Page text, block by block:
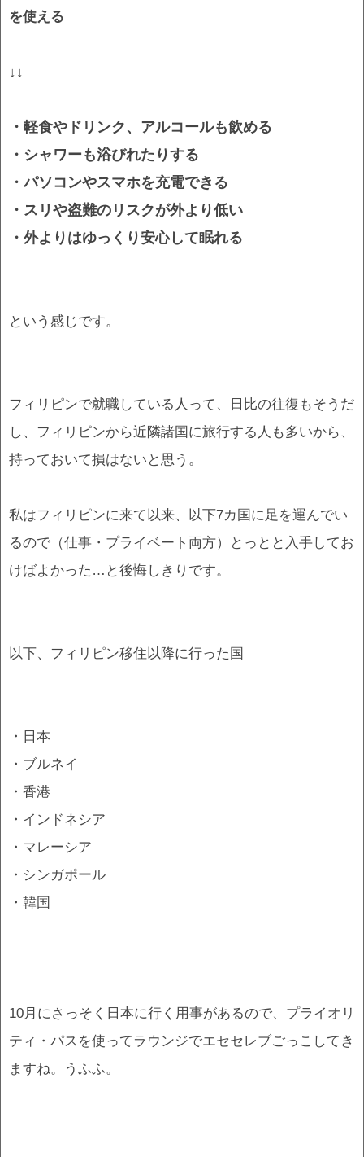
を使える
↓↓
・軽食やドリンク、アルコールも飲める
・シャワーも浴びれたりする
・パソコンやスマホを充電できる
・スリや盗難のリスクが外より低い
・外よりはゆっくり安心して眠れる
という感じです。
フィリピンで就職している人って、日比の往復もそうだ
し、フィリピンから近隣諸国に旅行する人も多いから、
持っておいて損はないと思う。
私はフィリピンに来て以来、以下7カ国に足を運んでい
るので（仕事・プライベート両方）とっとと入手してお
けばよかった…と後悔しきりです。
以下、フィリピン移住以降に行った国
・日本
・ブルネイ
・香港
・インドネシア
・マレーシア
・シンガポール
・韓国
10月にさっそく日本に行く用事があるので、プライオリ
ティ・パスを使ってラウンジでエセセレブごっこしてき
ますね。うふふ。